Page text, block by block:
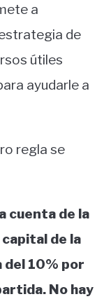
a
de
útiles
ayudarle a
regla se
cuenta de la
de la
del 10% por
No hay